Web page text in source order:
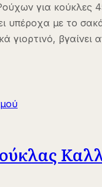
για κούκλες
υπέροχα με το
γιορτινό,